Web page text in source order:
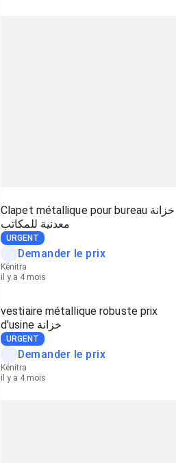
Clapet métallique pour bureau خزانة
معدنية للمكاتب
URGENT
Demander le prix
Kénitra
il y a 4 mois
vestiaire métallique robuste prix
d'usine خزانة
URGENT
Demander le prix
Kénitra
il y a 4 mois